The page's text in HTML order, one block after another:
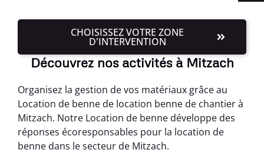
CHOISISSEZ VOTRE ZONE
D'INTERVENTION
Découvrez nos activités à Mitzach
Organisez la gestion de vos matériaux grâce au
Location de benne de location benne de chantier à
Mitzach. Notre Location de benne développe des
réponses écoresponsables pour la location de
benne dans le secteur de Mitzach.